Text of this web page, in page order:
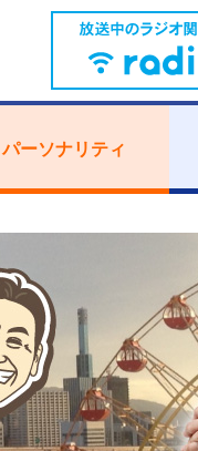
パーソナリティ